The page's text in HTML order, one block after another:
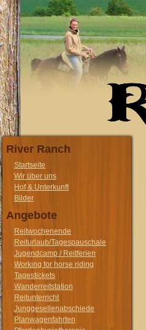
River Ranch
Startseite
Wir über uns
Hof & Unterkunft
Bilder
Angebote
Reitwochenende
Reiturlaub/Tagespauschale
Jugendcamp / Reitferien
Working for horse riding
Tagestickets
Wanderreitstation
Reitunterricht
Junggesellenabschiede
Planwagenfahrten